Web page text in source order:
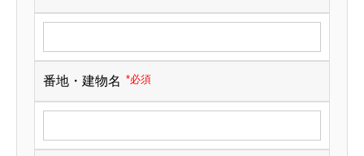
番地・建物名 *必須